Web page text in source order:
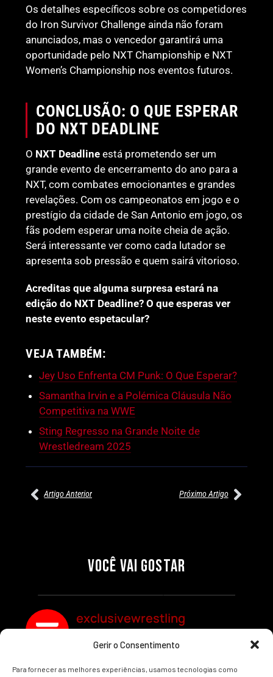
Gerir o Consentimento
Para fornecer as melhores experiências, usamos tecnologias como
Os detalhes específicos sobre os competidores
do Iron Survivor Challenge ainda não foram
anunciados, mas o vencedor garantirá uma
oportunidade pelo NXT Championship e NXT
Women’s Championship nos eventos futuros.
CONCLUSÃO: O QUE ESPERAR
DO NXT DEADLINE
O NXT Deadline está prometendo ser um
grande evento de encerramento do ano para a
NXT, com combates emocionantes e grandes
revelações. Com os campeonatos em jogo e o
prestígio da cidade de San Antonio em jogo, os
fãs podem esperar uma noite cheia de ação.
Será interessante ver como cada lutador se
apresenta sob pressão e quem sairá vitorioso.
Acreditas que alguma surpresa estará na
edição do NXT Deadline? O que esperas ver
neste evento espetacular?
VEJA TAMBÉM:
Jey Uso Enfrenta CM Punk: O Que Esperar?
Samantha Irvin e a Polémica Cláusula Não
Competitiva na WWE
Sting Regresso na Grande Noite de
Wrestledream 2025
Artigo Anterior Próximo Artigo
VOCÊ VAI GOSTAR
SEGMENTOS A NÃO PERDER
Por exclusivewrestling
MUNDIAL FEMININO NA AEW
REDEMPTION
Por exclusivewrestling
exclusivewrestling
Ver mais Artigos